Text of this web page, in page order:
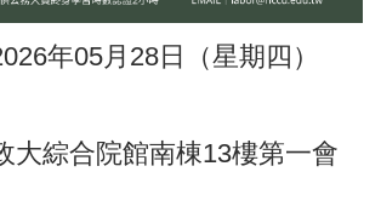
年05月28日（星期四）
大綜合院館南棟13樓第一會